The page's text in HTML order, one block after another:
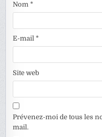
Nom*
E-mail*
Site web
Prévenez-moi de tous les
mail.